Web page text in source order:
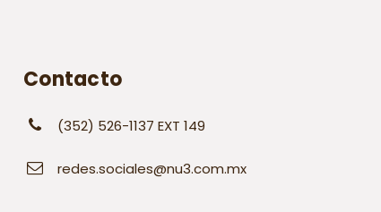
Contacto
(352) 526-1137 EXT 149
redes.sociales@nu3.com.mx